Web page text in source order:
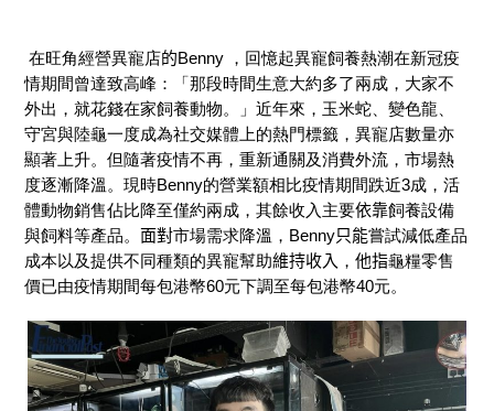
在旺角經營異寵店的Benny ， 回憶起異寵飼養熱潮在新冠疫
情期間曾達致高峰：「那段時間生意大約多了兩成，大家不
外出，就花錢在家飼養動物。」 近年來， 玉米蛇、 變色龍、
守宮與陸龜一度成為社交媒體上的熱門標籤 ， 異寵店數量亦
顯著上升。 但隨著疫情不再，重新通關及消費外流，市場熱
度逐漸降溫。現時Benny的營業額相比疫情期間跌近3成，活
體動物銷售佔比降至僅約兩成， 其餘收入主要依靠飼養設備
與飼料等產品。 面對市場需求降溫 ， Benny只能嘗試減低產品
成本以及提供不同種類的異寵幫助維持收入 ， 他指龜糧零售
價已由疫情期間每包港幣60元下調至每包港幣40元。